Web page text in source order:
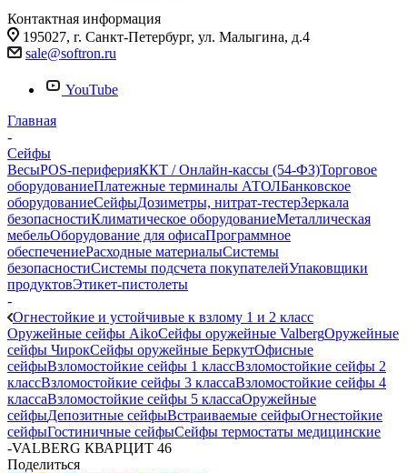
Контактная информация
195027, г. Санкт-Петербург, ул. Малыгина, д.4
sale@softron.ru
YouTube
Главная
-
Сейфы
ВесыPOS-периферияККТ / Онлайн-кассы (54-ФЗ)Торговое
оборудованиеПлатежные терминалы АТОЛБанковское
оборудованиеСейфыДозиметры, нитрат-тестерЗеркала
безопасностиКлиматическое оборудованиеМеталлическая
мебельОборудование для офисаПрограммное
обеспечениеРасходные материалыСистемы
безопасностиСистемы подсчета покупателейУпаковщики
продуктовЭтикет-пистолеты
-
Огнестойкие и устойчивые к взлому 1 и 2 класс
Оружейные сейфы AikoСейфы оружейные ValbergОружейные
сейфы ЧирокСейфы оружейные БеркутОфисные
сейфыВзломостойкие сейфы 1 классВзломостойкие сейфы 2
классВзломостойкие сейфы 3 классаВзломостойкие сейфы 4
классаВзломостойкие сейфы 5 классаОружейные
сейфыДепозитные сейфыВстраиваемые сейфыОгнестойкие
сейфыГостиничные сейфыСейфы термостаты медицинские
-VALBERG КВАРЦИТ 46
Поделиться